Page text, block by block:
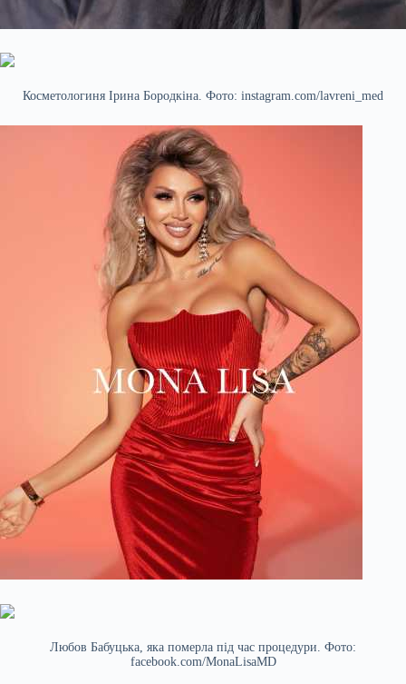
Косметологиня Ірина Бородкіна. Фото: instagram.com/lavreni_med
Любов Бабуцька, яка померла під час процедури. Фото:
facebook.com/MonaLisaMD